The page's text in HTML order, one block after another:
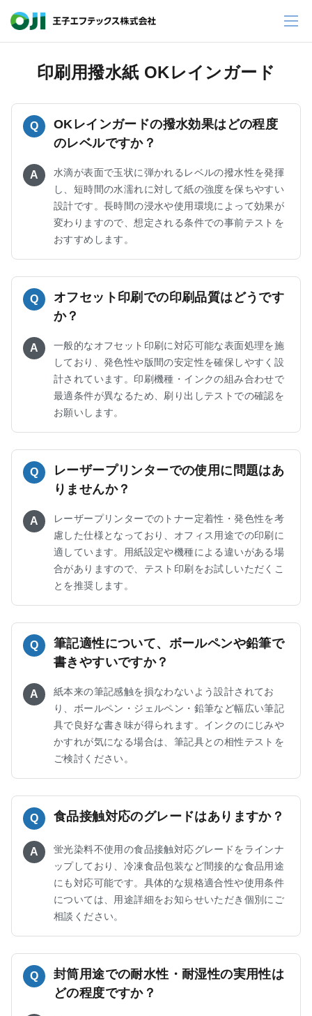
印刷用撥水紙 OKレインガード
Q
OKレインガードの撥水効果はどの程度
のレベルですか？
A
水滴が表面で玉状に弾かれるレベルの撥水性を発揮
し、短時間の水濡れに対して紙の強度を保ちやすい
設計です。長時間の浸水や使用環境によって効果が
変わりますので、想定される条件での事前テストを
おすすめします。
Q
オフセット印刷での印刷品質はどうです
か？
A
一般的なオフセット印刷に対応可能な表面処理を施
しており、発色性や版間の安定性を確保しやすく設
計されています。印刷機種・インクの組み合わせで
最適条件が異なるため、刷り出しテストでの確認を
お願いします。
Q
レーザープリンターでの使用に問題はあ
りませんか？
A
レーザープリンターでのトナー定着性・発色性を考
慮した仕様となっており、オフィス用途での印刷に
適しています。用紙設定や機種による違いがある場
合がありますので、テスト印刷をお試しいただくこ
とを推奨します。
Q
筆記適性について、ボールペンや鉛筆で
書きやすいですか？
A
紙本来の筆記感触を損なわないよう設計されてお
り、ボールペン・ジェルペン・鉛筆など幅広い筆記
具で良好な書き味が得られます。インクのにじみや
かすれが気になる場合は、筆記具との相性テストを
ご検討ください。
Q 食品接触対応のグレードはありますか？
A
蛍光染料不使用の食品接触対応グレードをラインナ
ップしており、冷凍食品包装など間接的な食品用途
にも対応可能です。具体的な規格適合性や使用条件
については、用途詳細をお知らせいただき個別にご
相談ください。
Q
封筒用途での耐水性・耐湿性の実用性は
どの程度ですか？